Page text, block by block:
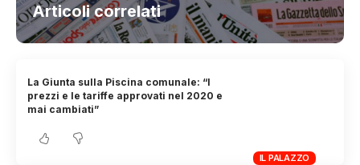
Articoli correlati
IL PALAZZO
La Giunta sulla Piscina comunale: “I
prezzi e le tariffe approvati nel 2020 e
mai cambiati”